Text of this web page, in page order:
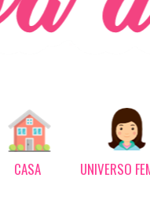
CASA UNIVERSO